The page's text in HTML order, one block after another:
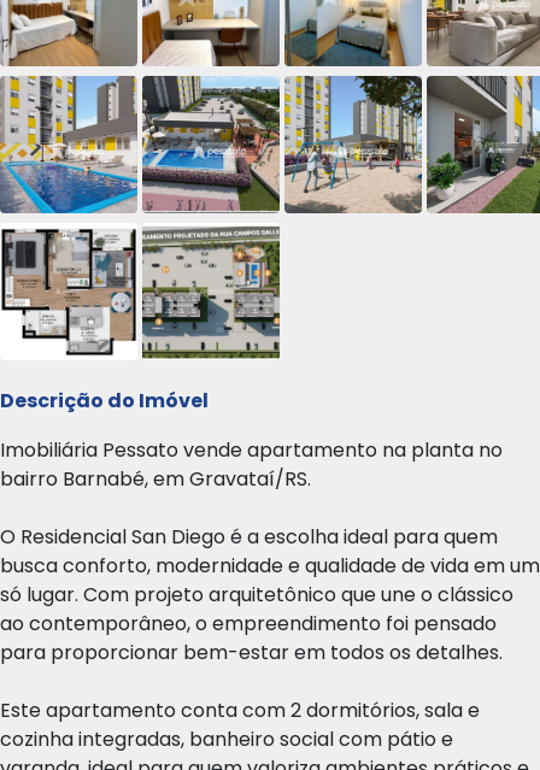
Descrição do Imóvel
Imobiliária Pessato vende apartamento na planta no
bairro Barnabé, em Gravataí/RS.
O Residencial San Diego é a escolha ideal para quem
busca conforto, modernidade e qualidade de vida em um
só lugar. Com projeto arquitetônico que une o clássico
ao contemporâneo, o empreendimento foi pensado
para proporcionar bem-estar em todos os detalhes.
Este apartamento conta com 2 dormitórios, sala e
cozinha integradas, banheiro social com pátio e